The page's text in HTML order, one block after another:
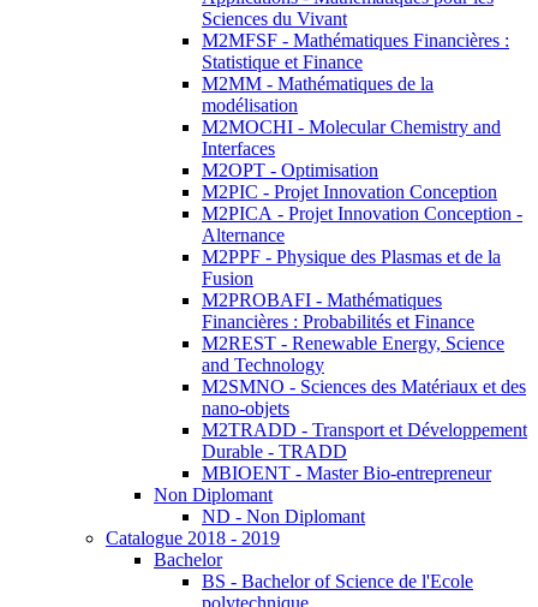
Sciences du Vivant
M2MFSF - Mathématiques Financières :
Statistique et Finance
M2MM - Mathématiques de la
modélisation
M2MOCHI - Molecular Chemistry and
Interfaces
M2OPT - Optimisation
M2PIC - Projet Innovation Conception
M2PICA - Projet Innovation Conception -
Alternance
M2PPF - Physique des Plasmas et de la
Fusion
M2PROBAFI - Mathématiques
Financières : Probabilités et Finance
M2REST - Renewable Energy, Science
and Technology
M2SMNO - Sciences des Matériaux et des
nano-objets
M2TRADD - Transport et Développement
Durable - TRADD
MBIOENT - Master Bio-entrepreneur
Non Diplomant
ND - Non Diplomant
Catalogue 2018 - 2019
Bachelor
BS - Bachelor of Science de l'Ecole
polytechnique